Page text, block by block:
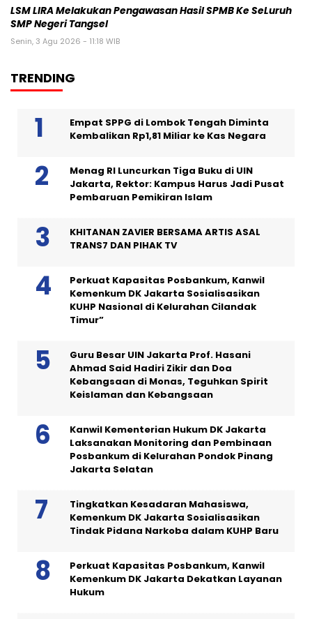
LSM LIRA Melakukan Pengawasan Hasil SPMB Ke SeLuruh
SMP Negeri Tangsel
Senin, 3 Agu 2026 - 11:18 WIB
TRENDING
Empat SPPG di Lombok Tengah Diminta
Kembalikan Rp1,81 Miliar ke Kas Negara
Menag RI Luncurkan Tiga Buku di UIN
Jakarta, Rektor: Kampus Harus Jadi Pusat
Pembaruan Pemikiran Islam
KHITANAN ZAVIER BERSAMA ARTIS ASAL
TRANS7 DAN PIHAK TV
Perkuat Kapasitas Posbankum, Kanwil
Kemenkum DK Jakarta Sosialisasikan
KUHP Nasional di Kelurahan Cilandak
Timur”
Guru Besar UIN Jakarta Prof. Hasani
Ahmad Said Hadiri Zikir dan Doa
Kebangsaan di Monas, Teguhkan Spirit
Keislaman dan Kebangsaan
Kanwil Kementerian Hukum DK Jakarta
Laksanakan Monitoring dan Pembinaan
Posbankum di Kelurahan Pondok Pinang
Jakarta Selatan
Tingkatkan Kesadaran Mahasiswa,
Kemenkum DK Jakarta Sosialisasikan
Tindak Pidana Narkoba dalam KUHP Baru
Perkuat Kapasitas Posbankum, Kanwil
Kemenkum DK Jakarta Dekatkan Layanan
Hukum